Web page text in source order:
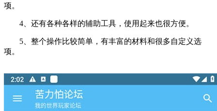
项。
4、还有各种各样的辅助工具，使用起来也很方便。
5、整个操作比较简单，有丰富的材料和很多自定义选
项。